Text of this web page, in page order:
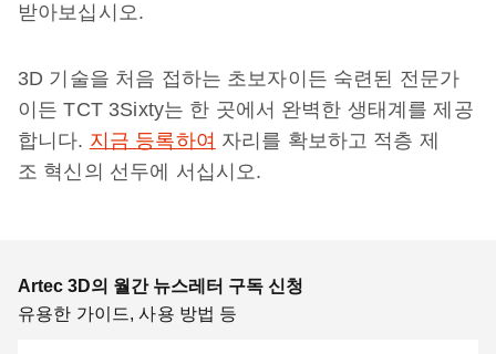
받아보십시오.
3D 기술을 처음 접하는 초보자이든 숙련된 전문가
이든 TCT 3Sixty는 한 곳에서 완벽한 생태계를 제공
합니다. 지금 등록하여 자리를 확보하고 적층 제
조 혁신의 선두에 서십시오.
Artec 3D의 월간 뉴스레터 구독 신청
유용한 가이드, 사용 방법 등